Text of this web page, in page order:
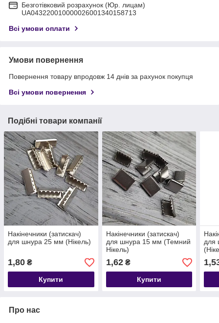
Безготівковий розрахунок (Юр. лицам)
UA043220010000026001340158713
Всі умови оплати
Умови повернення
Повернення товару впродовж 14 днів за рахунок покупця
Всі умови повернення
Подібні товари компанії
Накінечники (затискач)
для шнура 25 мм (Нікель)
1,80 ₴
Купити
Накінечники (затискач)
для шнура 15 мм (Темний
Нікель)
1,62₴
Купити
для
Про нас